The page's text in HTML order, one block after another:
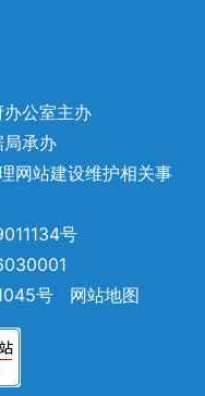
公室主办
承办
网站建设维护相关事
号
号
网站地图